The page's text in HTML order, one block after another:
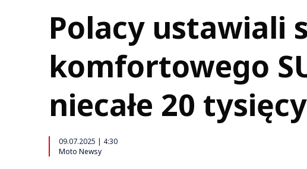
Polacy ustawiali
komfortowego
niecałe 20 tysięcy
09.07.2025 | 4:30
Moto Newsy